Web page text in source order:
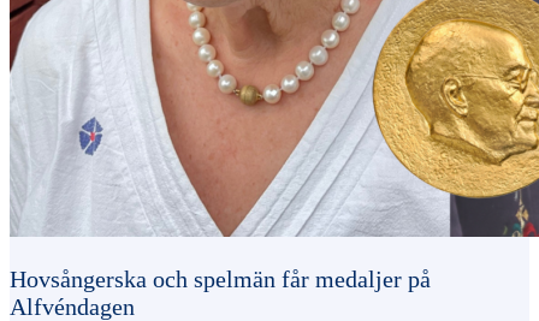
Hovsångerska och spelmän får medaljer på
Alfvéndagen